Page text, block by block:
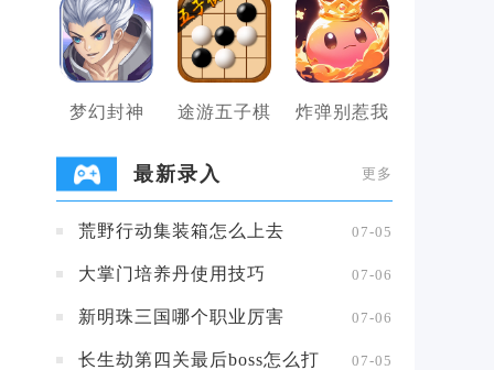
梦幻封神 途游五子棋 炸弹别惹我
最新录入 更多
荒野行动集装箱怎么上去 07-05
大掌门培养丹使用技巧 07-06
新明珠三国哪个职业厉害 07-06
长生劫第四关最后boss怎么打 07-05